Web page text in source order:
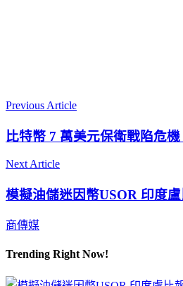
Previous Article
比特幣 7 萬美元保衛戰陷危
Next Article
模擬油儲迷因幣USOR 印度
商傳媒
Trending Right Now!